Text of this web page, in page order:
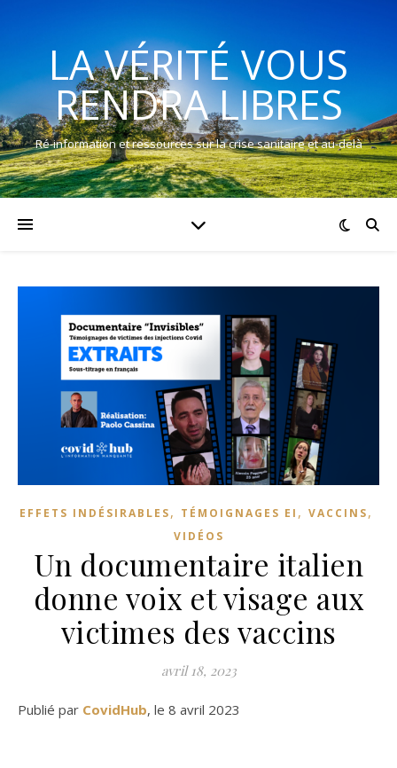
LA VÉRITÉ VOUS
RENDRA LIBRES
Ré-information et ressources sur la crise sanitaire et au-delà
EFFETS INDÉSIRABLES, TÉMOIGNAGES EI , VACCINS,
VIDÉOS
Un documentaire italien
donne voix et visage aux
victimes des vaccins
avril 18, 2023
Publié par CovidHub, le 8 avril 2023